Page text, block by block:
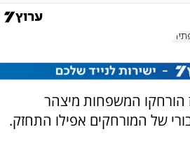
הורחקו המשפחות מיצהר
של המורחקים אפילו התחזק.